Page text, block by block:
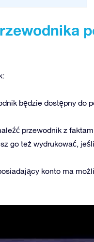
będzie dostępny do
przewodnik z
go też wydrukować,
konto ma